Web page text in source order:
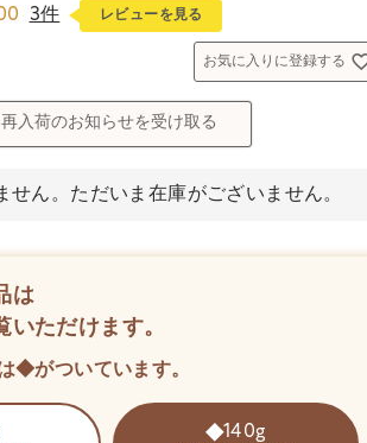
3件 レビューを見る
お気に入りに登録する
再入荷のお知らせを受け取る
せん。ただいま在庫がございません。
は
いただけます。
◆がついています。
140g